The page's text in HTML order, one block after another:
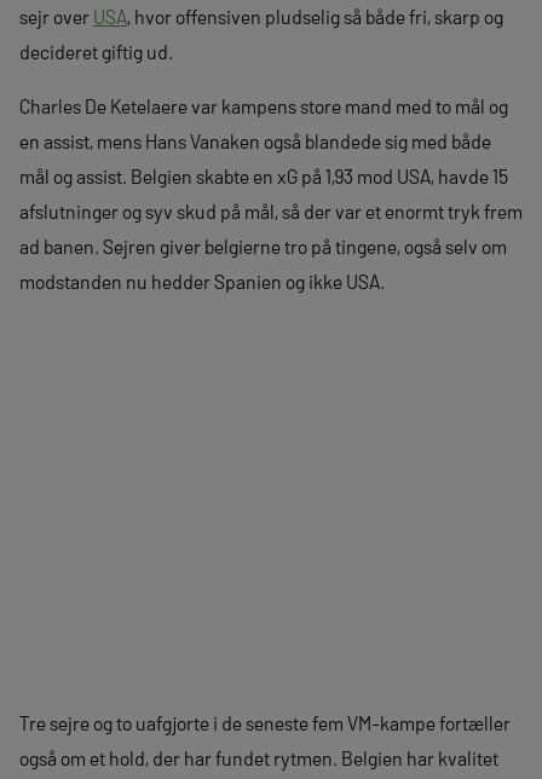
sejr over USA, hvor offensiven pludselig så både fri, skarp og
decideret giftig ud.
Charles De Ketelaere var kampens store mand med to mål og
en assist, mens Hans Vanaken også blandede sig med både
mål og assist. Belgien skabte en xG på 1,93 mod USA, havde 15
afslutninger og syv skud på mål, så der var et enormt tryk frem
ad banen. Sejren giver belgierne tro på tingene, også selv om
modstanden nu hedder Spanien og ikke USA.
Tre sejre og to uafgjorte i de seneste fem VM-kampe fortæller
også om et hold, der har fundet rytmen. Belgien har kvalitet